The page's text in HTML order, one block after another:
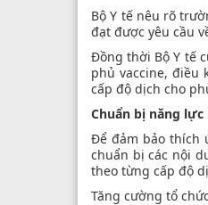
Bộ Y tế nêu rõ
đạt được yêu cầu
Đồng thời Bộ Y tế
phủ vaccine, điều
cấp độ dịch cho
Chuẩn bị năng lực
Để đảm bảo thích
chuẩn bị các nội
theo từng cấp độ
Tăng cường tổ